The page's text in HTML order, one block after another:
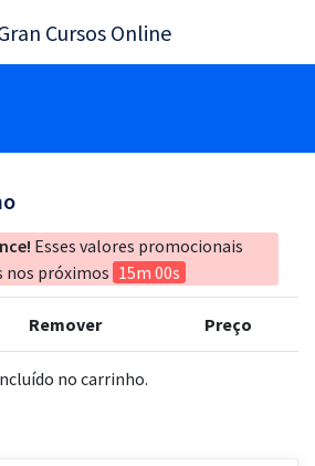
Esses valores promocionais
nos próximos 15m 00s
Remover Preço
no carrinho.